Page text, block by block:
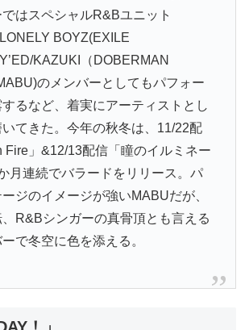
はスペシャルR&Bユニット
BOYZ(EXILE
KAZUKI（DOBERMAN
のメンバーとしてもパフォー
るなど、着実にアーティストとし
てきた。今年の秋冬は、11/22配
Fire」&12/13配信「瞳のイルミネー
月連続でバラードをリリース。パ
ジのイメージが強いMABUだが、
R&Bシンガーの真骨頂とも言える
で冬空に色を添える。